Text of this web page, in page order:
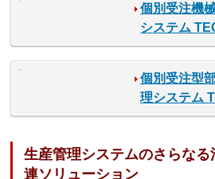
個別受注機
システム
個別受注型
理システム
生産管理システムのさらな
連ソリューション